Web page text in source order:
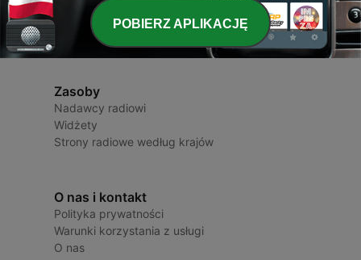
Zasoby
Nadawcy radiowi
Widżety
Strony radiowe według krajów
O nas i kontakt
Polityka prywatności
Warunki korzystania z usługi
O nas
POBIERZ APLIKACJĘ